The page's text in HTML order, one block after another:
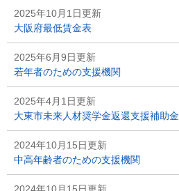
2025年10月1日更新
大阪府最低賃金表
2025年6月9日更新
若年者のための支援機関
2025年4月1日更新
大東市未来人材奨学金返還支援補助金
2024年10月15日更新
中高年齢者のための支援機関